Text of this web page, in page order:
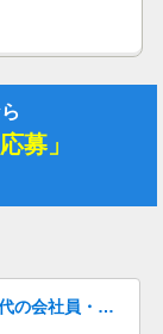
募」
【在宅アンケートモニター】 20代～50代の会社員・主婦（夫）活躍中★扶養内・Wワーク・ブランクOK！家事・育児のスキマ時間に無理なく続けられます♪